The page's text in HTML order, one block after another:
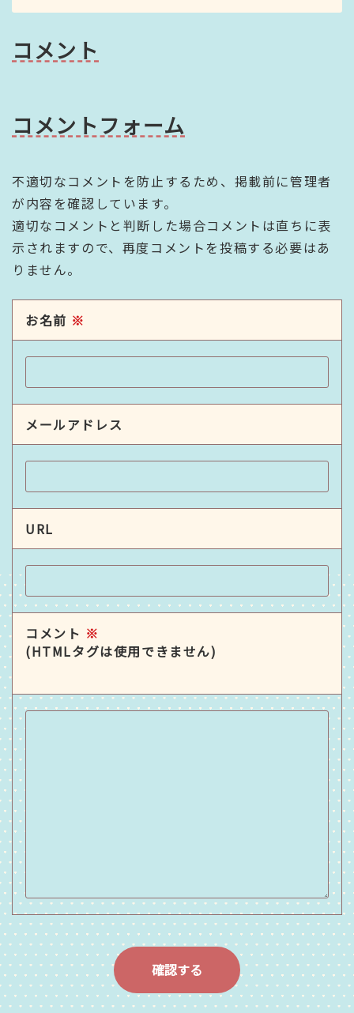
コメント
コメントフォーム
不適切なコメントを防止するため、掲載前に管理者
が内容を確認しています。
適切なコメントと判断した場合コメントは直ちに表
示されますので、再度コメントを投稿する必要はあ
りません。
お名前 ※
メールアドレス
URL
コメント ※
(HTMLタグは使用できません)